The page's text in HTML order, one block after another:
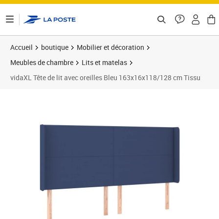
Accueil boutique
Mobilier et décoration
Meubles de chambre
Lits et matelas
vidaXL Tête de lit avec oreilles Bleu 163x16x118/128 cm Tissu